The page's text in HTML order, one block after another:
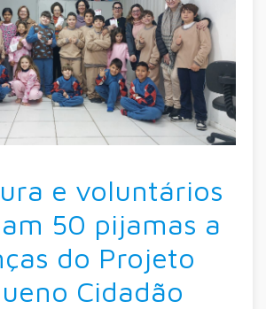
e voluntários
50 pijamas a
do Projeto
Cidadão